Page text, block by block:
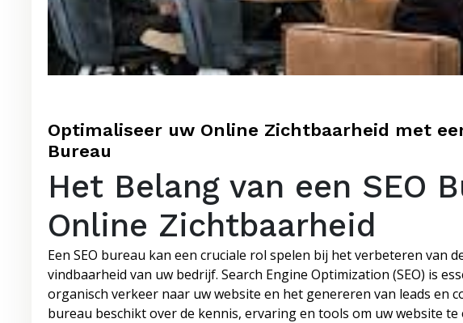
Optimaliseer uw Online Zichtbaarheid met
Bureau
Het Belang van een SEO
Online Zichtbaarheid
Een SEO bureau kan een cruciale rol spelen bij het verbeteren van
vindbaarheid van uw bedrijf. Search Engine Optimization (SEO) is
organisch verkeer naar uw website en het genereren van leads en
bureau beschikt over de kennis, ervaring en tools om uw website